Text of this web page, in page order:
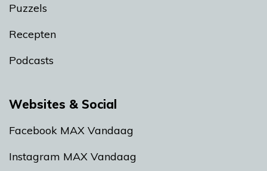
Puzzels
Recepten
Podcasts
Websites & Social
Facebook MAX Vandaag
Instagram MAX Vandaag